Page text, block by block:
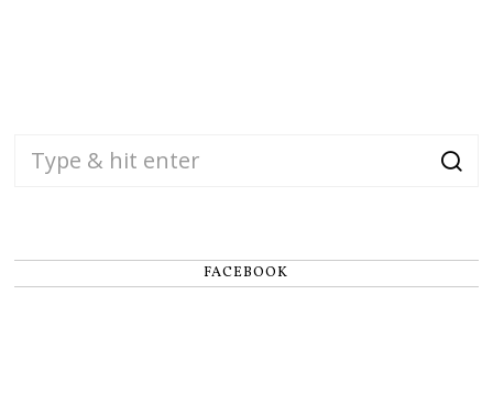
FACEBOOK